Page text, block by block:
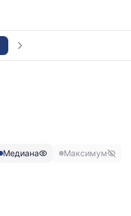
Медиана Максимум